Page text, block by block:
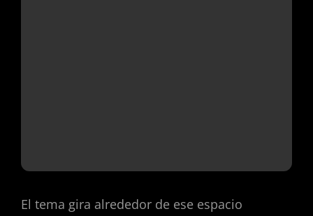
El tema gira alrededor de ese espacio